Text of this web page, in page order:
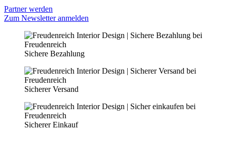
Partner werden
Zum Newsletter anmelden
Sichere Bezahlung
Sicherer Versand
Sicherer Einkauf